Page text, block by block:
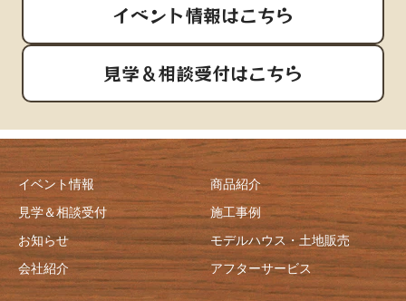
イベント情報はこちら
見学＆相談受付はこちら
イベント情報
見学＆相談受付
お知らせ
会社紹介
商品紹介
施工事例
モデルハウス・土地販売
アフターサービス